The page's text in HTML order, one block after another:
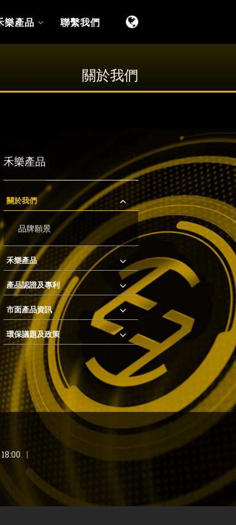
樂產品 聯繫我們
關於我們
禾樂產品
關於我們
品牌願景
禾樂產品
產品認證及專利
市面產品資訊
環保議題及政策
|